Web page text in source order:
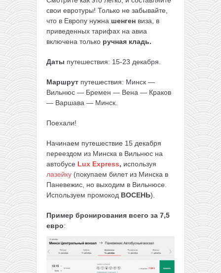
свои евротуры! Только не забывайте,
что в Европу нужна шенген виза, в
приведенных тарифах на авиа
включена только ручная кладь.
Даты путешествия: 15-23 декабря.
Маршрут путешествия: Минск —
Вильнюс — Бремен — Вена — Краков
— Варшава — Минск.
Поехали!
Начинаем путешествие 15 декабря
переездом из Минска в Вильнюс на
автобусе Lux Express, используя
лазейку (покупаем билет из Минска в
Паневежис, но выходим в Вильнюсе.
Используем промокод ВОСЕНЬ).
Пример бронирования всего за 7,5
евро: